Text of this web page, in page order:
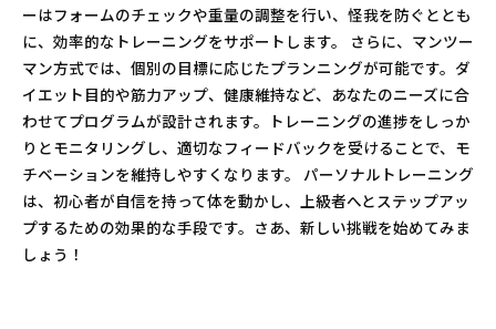
ーはフォームのチェックや重量の調整を行い、怪我を防ぐととも
に、効率的なトレーニングをサポートします。 さらに、マンツー
マン方式では、個別の目標に応じたプランニングが可能です。ダ
イエット目的や筋力アップ、健康維持など、あなたのニーズに合
わせてプログラムが設計されます。トレーニングの進捗をしっか
りとモニタリングし、適切なフィードバックを受けることで、モ
チベーションを維持しやすくなります。 パーソナルトレーニング
は、初心者が自信を持って体を動かし、上級者へとステップアッ
プするための効果的な手段です。さあ、新しい挑戦を始めてみま
しょう！